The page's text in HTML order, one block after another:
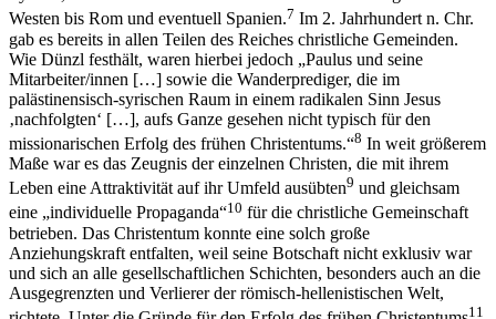
Westen bis Rom und eventuell Spanien.7 Im 2. Jahrhundert n. Chr.
gab es bereits in allen Teilen des Reiches christliche Gemeinden.
Wie Dünzl festhält, waren hierbei jedoch „Paulus und seine
Mitarbeiter/innen […] sowie die Wanderprediger, die im
palästinensisch-syrischen Raum in einem radikalen Sinn Jesus
‚nachfolgten‘ […], aufs Ganze gesehen nicht typisch für den
missionarischen Erfolg des frühen Christentums.“8 In weit größerem
Maße war es das Zeugnis der einzelnen Christen, die mit ihrem
Leben eine Attraktivität auf ihr Umfeld ausübten9 und gleichsam
eine „individuelle Propaganda“10 für die christliche Gemeinschaft
betrieben. Das Christentum konnte eine solch große
Anziehungskraft entfalten, weil seine Botschaft nicht exklusiv war
und sich an alle gesellschaftlichen Schichten, besonders auch an die
Ausgegrenzten und Verlierer der römisch-hellenistischen Welt,
11